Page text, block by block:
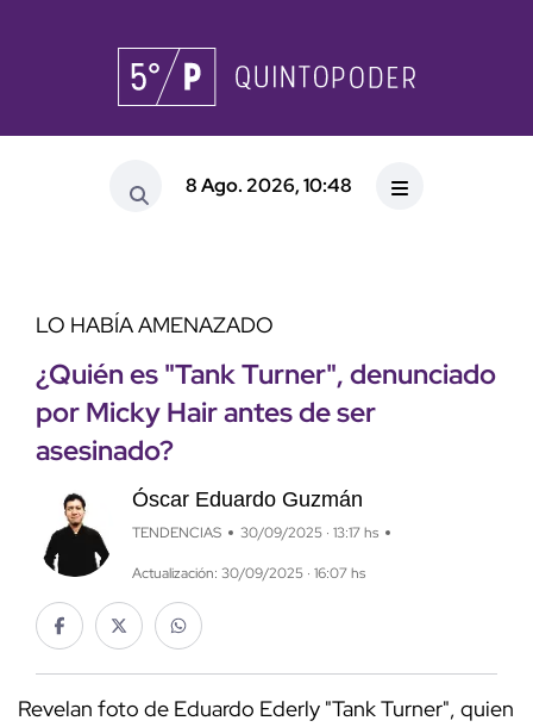
8 Ago. 2026, 10:48
LO HABÍA AMENAZADO
¿Quién es "Tank Turner", denunciado
por Micky Hair antes de ser
asesinado?
Óscar Eduardo Guzmán
TENDENCIAS 30/09/2025 · 13:17 hs
Actualización: 30/09/2025 · 16:07 hs
Revelan foto de Eduardo Ederly "Tank Turner", quien